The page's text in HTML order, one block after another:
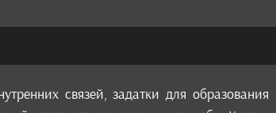
связей, задатки для